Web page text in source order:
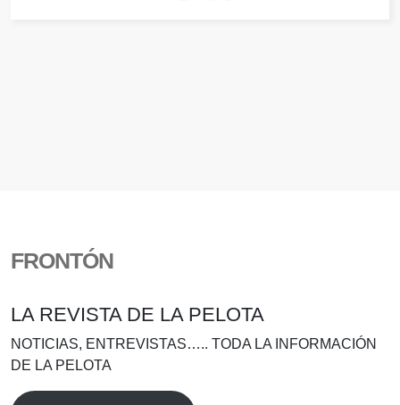
FRONTÓN
LA REVISTA DE LA PELOTA
NOTICIAS, ENTREVISTAS….. TODA LA INFORMACIÓN
DE LA PELOTA